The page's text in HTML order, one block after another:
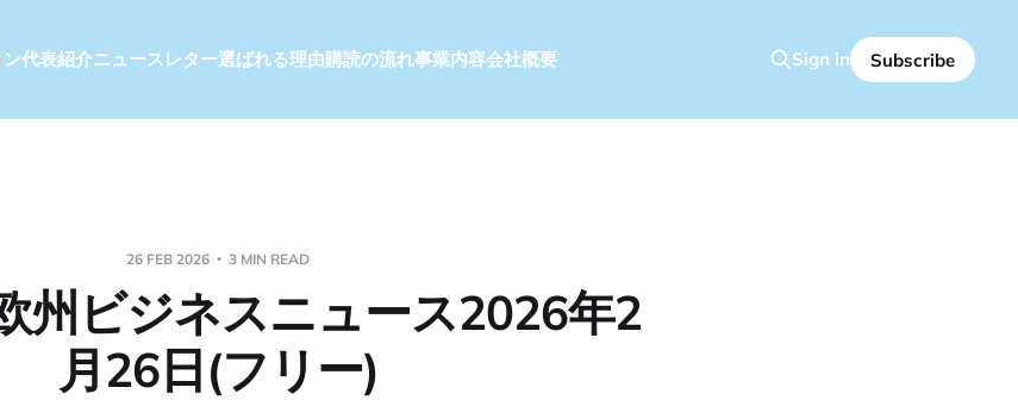
代表紹介ニュースレター選ばれる理由購読の流れ事業内容会社概要 Sign in Subscribe
26 FEB 2026 3 MIN READ
州ビジネスニュース2026年2
月26日(フリー)